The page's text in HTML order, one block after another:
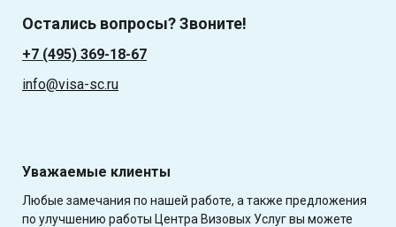
Остались вопросы? Звоните!
+7 (495) 369-18-67
info@visa-sc.ru
Уважаемые клиенты
Любые замечания по нашей работе, а также предложения
по улучшению работы Центра Визовых Услуг вы можете